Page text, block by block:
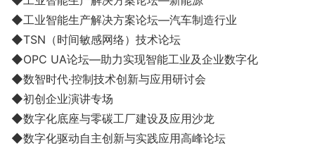
◆工业智能生产解决方案论坛—汽车制造行业
◆TSN（时间敏感网络）技术论坛
◆OPC UA论坛—助力实现智能工业及企业数字化
◆数智时代·控制技术创新与应用研讨会
◆初创企业演讲专场
◆数字化底座与零碳工厂建设及应用沙龙
◆数字化驱动自主创新与实践应用高峰论坛